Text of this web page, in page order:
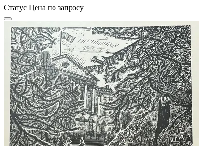
Статус Цена по запросу